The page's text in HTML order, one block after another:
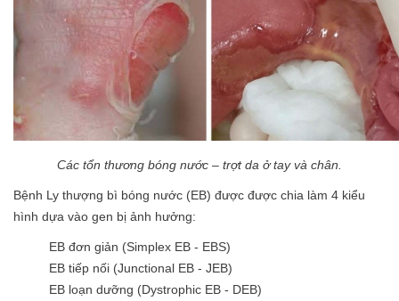
Các tổn thương bóng nước – trợt da ở tay và chân.
Bệnh Ly thượng bì bóng nước (EB) được được chia làm 4 kiểu
hình dựa vào gen bị ảnh hưởng:
EB đơn giản (Simplex EB - EBS)
EB tiếp nối (Junctional EB - JEB)
EB loạn dưỡng (Dystrophic EB - DEB)